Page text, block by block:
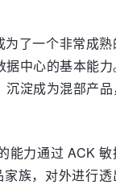
了一个非常成
据中心的基本能
沉淀成为混部产
能力通过 ACK
族，对外进行